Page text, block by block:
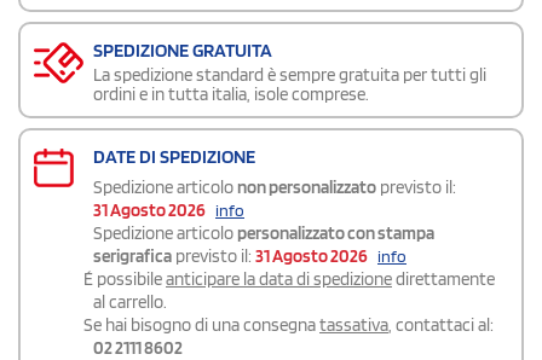
SPEDIZIONE GRATUITA
La spedizione standard è sempre gratuita per tutti gli
ordini e in tutta italia, isole comprese.
DATE DI SPEDIZIONE
Spedizione articolo non personalizzato previsto il:
31 Agosto 2026 info
Spedizione articolo personalizzato con stampa
serigrafica previsto il: 31 Agosto 2026 info
É possibileanticipare la data di spedizionedirettamente
al carrello.
Se hai bisogno di una consegnatassativa, contattaci al:
02 2111 8602